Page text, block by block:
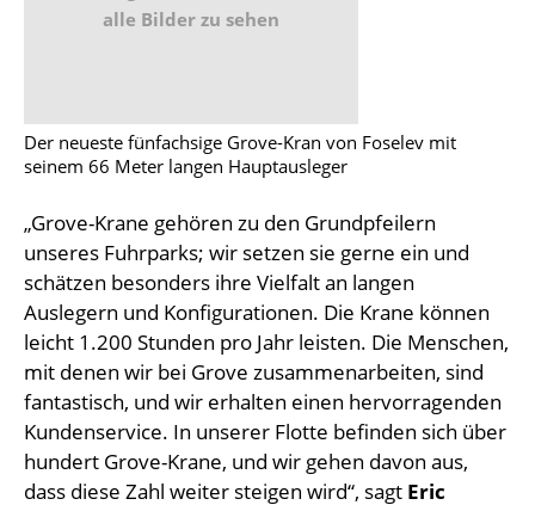
alle Bilder zu sehen
Der neueste fünfachsige Grove-Kran von Foselev mit
seinem 66 Meter langen Hauptausleger
„Grove-Krane gehören zu den Grundpfeilern
unseres Fuhrparks; wir setzen sie gerne ein und
schätzen besonders ihre Vielfalt an langen
Auslegern und Konfigurationen. Die Krane können
leicht 1.200 Stunden pro Jahr leisten. Die Menschen,
mit denen wir bei Grove zusammenarbeiten, sind
fantastisch, und wir erhalten einen hervorragenden
Kundenservice. In unserer Flotte befinden sich über
hundert Grove-Krane, und wir gehen davon aus,
dass diese Zahl weiter steigen wird“, sagt Eric